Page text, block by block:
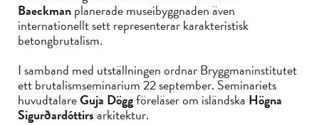
Baeckmanplanerade museibyggnaden även
internationellt sett representerar karakteristisk
betongbrutalism.
I samband med utställningen ordnar Bryggmaninstitutet
ett brutalismseminarium 22 september. Seminariets
huvudtalareGuja Döggföreläser om isländska Högna
Sigurðardóttirsarkitektur.